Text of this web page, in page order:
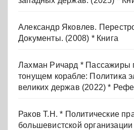
Александр Яковлев.
Документы. (2008) * Книга
Лахман Ричард * Пассажиры
тонущем корабле: Политика
великих держав (2022) *
Раков Т.Н. * Политические
большевистской